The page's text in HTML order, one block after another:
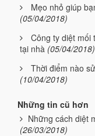
Mẹo nhỏ giúp
(05/04/2018)
Công ty diệt mối
tại nhà (05/04/2018)
Thời điểm nào
(10/04/2018)
Những tin cũ hơn
Những cách diệt
(26/03/2018)